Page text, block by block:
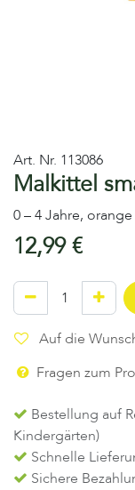
Art. Nr. 113086
Malkittel
0 – 4 Jahre, orange
12,99€
Auf die
Fragen zum
Bestellung auf
Kindergärten)
Schnelle
Sichere